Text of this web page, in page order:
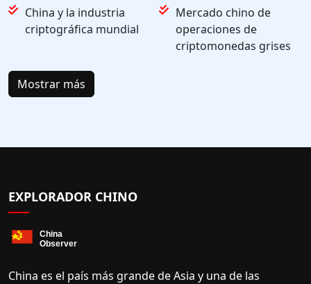
China y la industria
criptográfica mundial
Mercado chino de
operaciones de
criptomonedas grises
Mostrar más
EXPLORADOR CHINO
China es el país más grande de Asia y una de las